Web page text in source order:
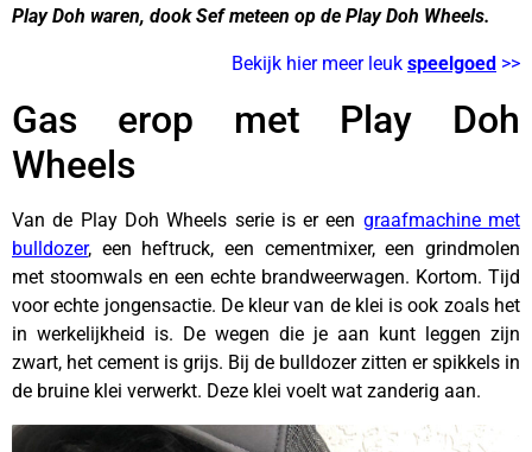
Play Doh waren, dook Sef meteen op de Play Doh Wheels.
Bekijk hier meer leuk speelgoed >>
Gas erop met Play Doh
Wheels
Van de Play Doh Wheels serie is er een graafmachine met
bulldozer, een heftruck, een cementmixer, een grindmolen
met stoomwals en een echte brandweerwagen. Kortom. Tijd
voor echte jongensactie. De kleur van de klei is ook zoals het
in werkelijkheid is. De wegen die je aan kunt leggen zijn
zwart, het cement is grijs. Bij de bulldozer zitten er spikkels in
de bruine klei verwerkt. Deze klei voelt wat zanderig aan.